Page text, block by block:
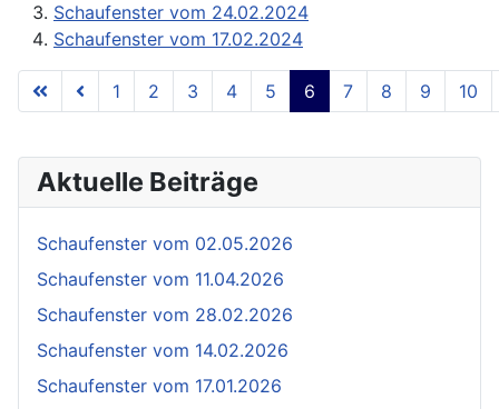
Schaufenster vom 24.02.2024
Schaufenster vom 17.02.2024
Seite 6 von 11
1 2 3 4 5 6 7 8 9 10
Aktuelle Beiträge
Schaufenster vom 02.05.2026
Schaufenster vom 11.04.2026
Schaufenster vom 28.02.2026
Schaufenster vom 14.02.2026
Schaufenster vom 17.01.2026